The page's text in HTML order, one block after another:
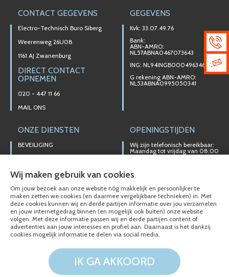
CONTACT GEGEVENS
Electro-Technisch Buro Siberg
Weerenweg 26U08
1161 AJ Zwanenburg
DIRECT CONTACT
OPNEMEN
020 - 447 11 66
MAIL ONS
GEGEVENS
Kvk: 33.07.49.76
Bank:
ABN-AMRO:
NL57ABNA0467073643
ING: NL94INGB0004963467
G rekening ABN-AMRO:
NL53ABNA0995050341
ONZE DIENSTEN
BEVEILIGING
ALARMINSTALLATIES
NOODVERLICHTING
VERLICHTINGSTECHNIEKEN
DOMOTICA SYSTEMEN/KNX
VIDEO INTERCOM
OPENINGSTIJDEN
Wij zijn telefonisch bereikbaar:
Maandag tot vrijdag van 08:00
t/m 17:00 uur
particuliere verkoop.
Afhalen van materialen is
alleen mogelijk na telefonisch
contact.
© Electro-Technisch Buro Siberg 2020 - 2026
Wij maken gebruik van cookies
Om jouw bezoek aan onze website nóg makkelijk en persoonlijker te
maken zetten we cookies (en daarmee vergelijkbare technieken) in. Met
deze cookies kunnen wij en derde partijen informatie over jou verzamelen
en jouw internetgedrag binnen (en mogelijk ook buiten) onze website
volgen. Met deze informatie passen wij en derde partijen content of
advertenties aan jouw interesses en profiel aan. Daarnaast is het dankzij
cookies mogelijk informatie te delen via social media.
IK GA AKKOORD